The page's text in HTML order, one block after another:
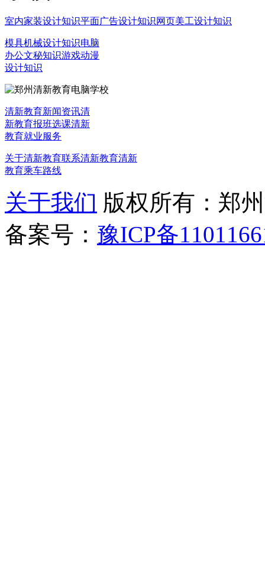
室内家装设计知识平面广告设计知识网页美工设计知识
模具机械设计知识电脑
办公文秘知识游戏动漫
设计知识
清新教育新闻资讯清
新教育报班选课清新
教育就业服务
关于清新教育联系清新教育清新
教育乘车路线
关于我们 版权所有：郑
备案号： 豫ICP备